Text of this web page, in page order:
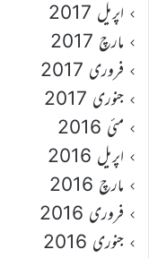
اپریل 2017
مارچ 2017
فروری 2017
جنوری 2017
مئی 2016
اپریل 2016
مارچ 2016
فروری 2016
جنوری 2016